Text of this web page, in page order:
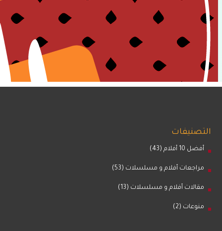
التصنيفات
أفضل 10 أفلام (43)
مراجعات أفلام و مسلسلات (53)
مقالات أفلام و مسلسلات (13)
منوعات (2)